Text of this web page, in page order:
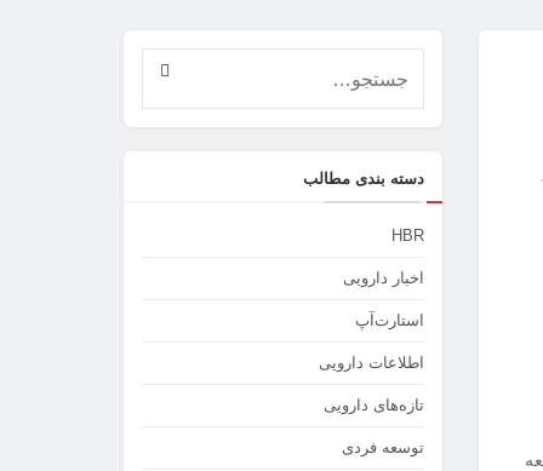
دسته بندی مطالب
HBR
اخبار دارویی
استارت‌آپ
اطلاعات دارویی
تازه‌های دارویی
توسعه فردی